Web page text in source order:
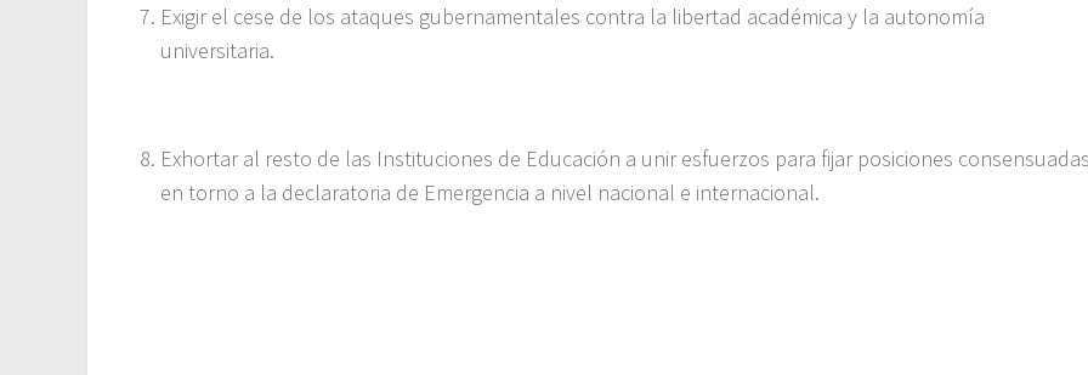
Exigir el cese de los ataques gubernamentales contra la libertad académica y la autonomía
universitaria.
Exhortar al resto de las Instituciones de Educación a unir esfuerzos para fijar posiciones
en torno a la declaratoria de Emergencia a nivel nacional e internacional.